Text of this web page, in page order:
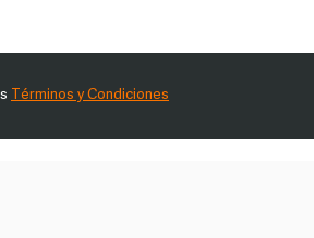
Términos y Condiciones